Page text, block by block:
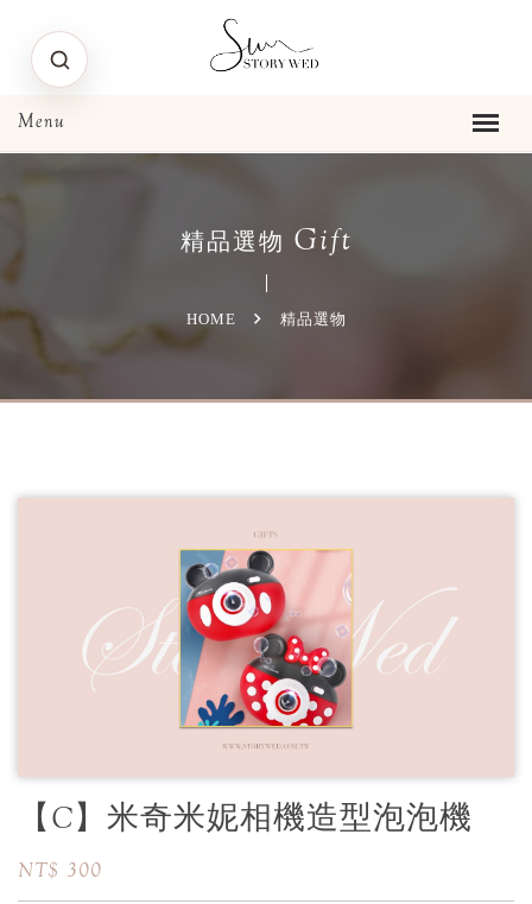
精品選物 Gift
HOME 精品選物
【C】米奇米妮相機造型泡泡機
NT$ 300